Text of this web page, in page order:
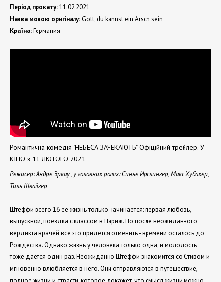
Період прокату:11.02.2021
Назва мовою оригіналу:Gott, du kannst ein Arsch sein
Країна:Германия
Романтична комедія "НЕБЕСА ЗАЧЕКАЮТЬ" Офіційний трейлер. У
КІНО з 11 ЛЮТОГО 2021
Режисер: Андре Эркау , у головних ролях: Синье Ирслингер, Макс Хубахер,
Тиль Швайгер
Штеффи всего 16 ее жизнь только начинается: первая любовь,
выпускной, поездка с классом в Париж. Но после неожиданного
вердикта врачей все это придется отменить - времени осталось до
Рождества. Однако жизнь у человека только одна, и молодость
тоже дается один раз. Неожиданно Штеффи знакомится со Стивом и
мгновенно влюбляется в него. Они отправляются в путешествие,
полное жизни и страсти, которое докажет, что смысл жизни можно